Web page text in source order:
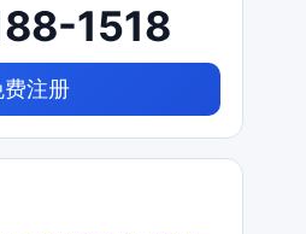
1518
费注册